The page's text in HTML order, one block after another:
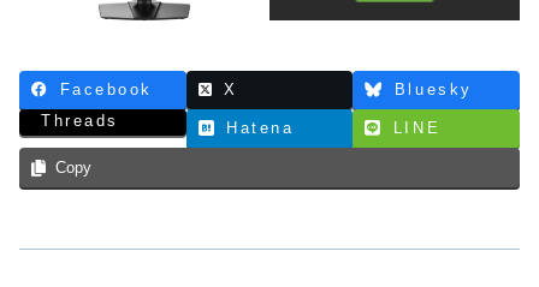
Facebook X
Bluesky
Threads
Hatena LINE
Copy